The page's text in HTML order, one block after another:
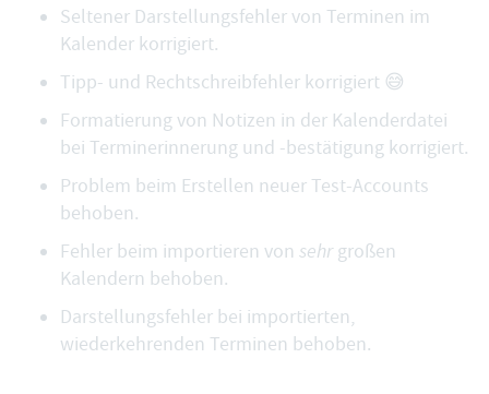
Seltener Darstellungsfehler von Terminen im
Kalender korrigiert.
Tipp- und Rechtschreibfehler korrigiert 😅
Formatierung von Notizen in der Kalenderdatei
bei Terminerinnerung und -bestätigung korrigiert.
Problem beim Erstellen neuer Test-Accounts
behoben.
Fehler beim importieren von sehr großen
Kalendern behoben.
Darstellungsfehler bei importierten,
wiederkehrenden Terminen behoben.